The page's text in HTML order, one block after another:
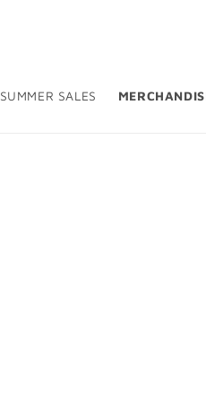
SUMMER SALES